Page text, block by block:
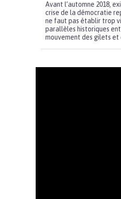
Avant l’automne 2018,
crise de la démocratie
ne faut pas établir trop
parallèles historiques
mouvement des gilets et